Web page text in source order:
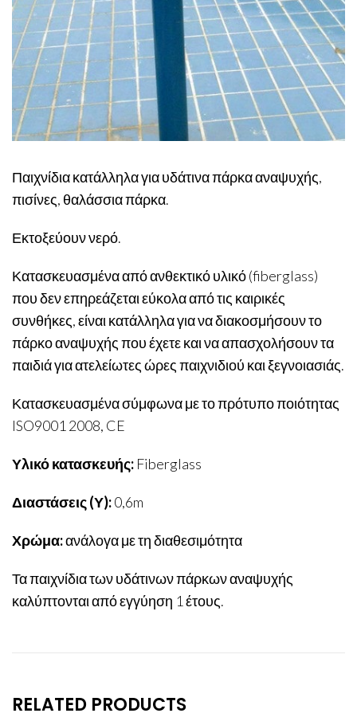
Παιχνίδια κατάλληλα για υδάτινα πάρκα αναψυχής,
πισίνες, θαλάσσια πάρκα.
Εκτοξεύουν νερό.
Κατασκευασμένα από ανθεκτικό υλικό (fiberglass)
που δεν επηρεάζεται εύκολα από τις καιρικές
συνθήκες, είναι κατάλληλα για να διακοσμήσουν το
πάρκο αναψυχής που έχετε και να απασχολήσουν τα
παιδιά για ατελείωτες ώρες παιχνιδιού και ξεγνοιασιάς.
Κατασκευασμένα σύμφωνα με το πρότυπο ποιότητας
ISO9001 2008, CE
Υλικό κατασκευής: Fiberglass
Διαστάσεις (Υ):0,6m
Χρώμα:ανάλογα με τη διαθεσιμότητα
Τα παιχνίδια των υδάτινων πάρκων αναψυχής
καλύπτονται από εγγύηση 1 έτους.
RELATED PRODUCTS